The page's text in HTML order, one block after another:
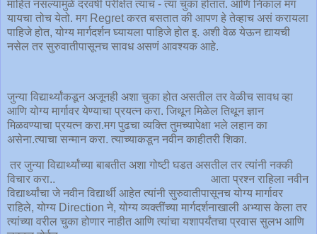
माहित नसल्यामुळे दरवर्षी परीक्षेत त्याच - त्या चुका होतात. आणि निकाल मग
यायचा तोच येतो. मग Regret करत बसतात की आपण हे तेव्हाच असं करायला
पाहिजे होत, योग्य मार्गदर्शन घ्यायला पाहिजे होत इ. अशी वेळ येऊन द्यायची
नसेल तर सुरुवातीपासूनच सावध असणं आवश्यक आहे.
जुन्या विद्यार्थ्यांकडून अजूनही अशा चुका होत असतील तर वेळीच सावध व्हा
आणि योग्य मार्गावर येण्याचा प्रयत्न करा. जिथून मिळेल तिथून ज्ञान
मिळवण्याचा प्रयत्न करा.मग पुढचा व्यक्ति तुमच्यापेक्षा भले लहान का
असेना.त्याचा सन्मान करा. त्याच्याकडून नवीन काहीतरी शिका.
तर जुन्या विद्यार्थ्यांच्या बाबतीत अशा गोष्टी घडत असतील तर त्यांनी नक्की
विचार करा.. आता प्रश्न राहिला नवीन
विद्यार्थ्यांचा जे नवीन विद्यार्थी आहेत त्यांनी सुरुवातीपासूनच योग्य मार्गावर
राहिले, योग्य Direction ने, योग्य व्यक्तींच्या मार्गदर्शनाखाली अभ्यास केला तर
त्यांच्या वरील चुका होणार नाहीत आणि त्यांचा यशापर्यंतचा प्रवास सुलभ आणि